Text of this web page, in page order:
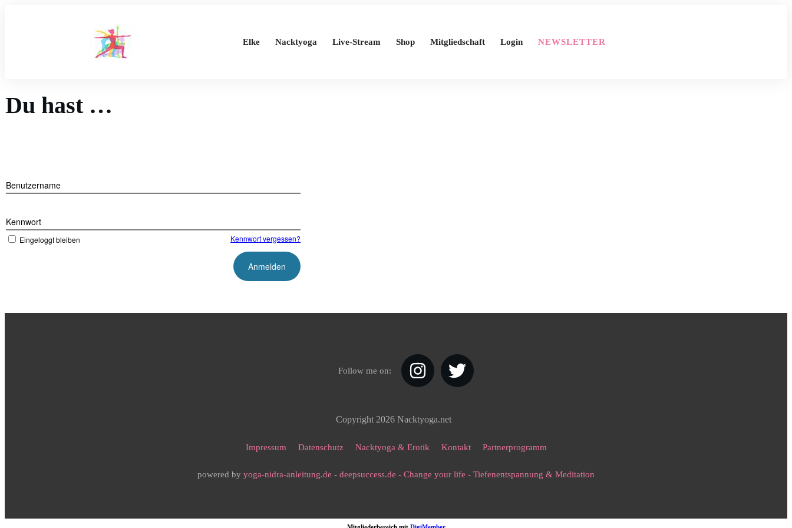
Elke Nacktyoga Live-Stream Shop Mitgliedschaft Login NEWSLETTER
Du hast …
Benutzername
Kennwort
Eingeloggt bleiben Kennwort vergessen?
Follow me on:
Copyright 2026 Nacktyoga.net
Impressum Datenschutz Nacktyoga & Erotik Kontakt Partnerprogramm
powered by yoga-nidra-anleitung.de - deepsuccess.de - Change your life - Tiefenentspannung & Meditation